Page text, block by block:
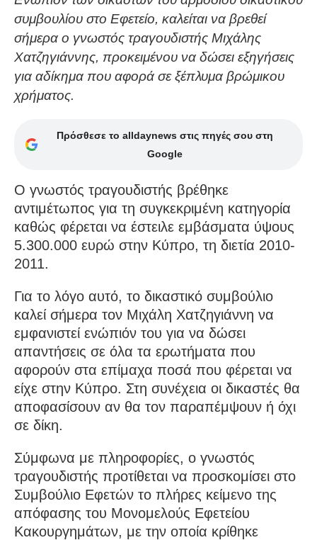
συμβουλίου στο Εφετείο, καλείται να βρεθεί
σήμερα ο γνωστός τραγουδιστής Μιχάλης
Χατζηγιάννης, προκειμένου να δώσει εξηγήσεις
για αδίκημα που αφορά σε ξέπλυμα βρώμικου
χρήματος.
Πρόσθεσε το alldaynews στις πηγές σου στη
Google
Ο γνωστός τραγουδιστής βρέθηκε
αντιμέτωπος για τη συγκεκριμένη κατηγορία
καθώς φέρεται να έστειλε εμβάσματα ύψους
5.300.000 ευρώ στην Κύπρο, τη διετία 2010-
2011.
Για το λόγο αυτό, το δικαστικό συμβούλιο
καλεί σήμερα τον Μιχάλη Χατζηγιάννη να
εμφανιστεί ενώπιόν του για να δώσει
απαντήσεις σε όλα τα ερωτήματα που
αφορούν στα επίμαχα ποσά που φέρεται να
είχε στην Κύπρο. Στη συνέχεια οι δικαστές θα
αποφασίσουν αν θα τον παραπέμψουν ή όχι
σε δίκη.
Σύμφωνα με πληροφορίες, ο γνωστός
τραγουδιστής προτίθεται να προσκομίσει στο
Συμβούλιο Εφετών το πλήρες κείμενο της
απόφασης του Μονομελούς Εφετείου
Κακουργημάτων, με την οποία κρίθηκε